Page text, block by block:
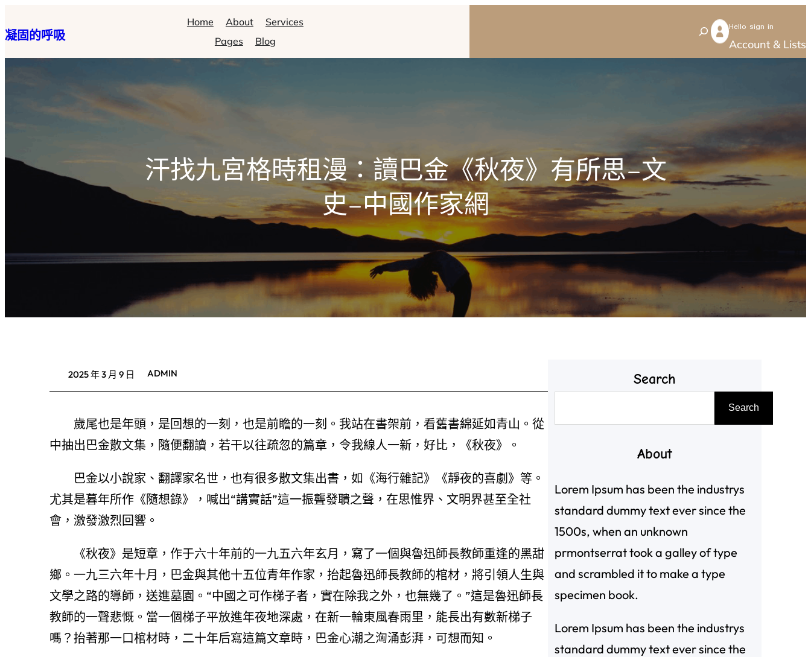
至
主
凝固的呼吸
Home About
Services
Pages
Blog
S
e
Hello sign in
Account & Lists
汗找九宮格時租漫：讀巴金《秋夜》有所思–文
史–中國作家網
2025 年 3 月 9 日 ADMIN
歲尾也是年頭，是回想的一刻，也是前瞻的一刻。我站在書架前，看舊書綿延如青山。從
中抽出巴金散文集，隨便翻讀，若干以往疏忽的篇章，令我線人一新，好比，《秋夜》。
巴金以小說家、翻譯家名世，也有很多散文集出書，如《海行雜記》《靜夜的喜劇》等。
尤其是暮年所作《隨想錄》，喊出“講實話”這一振聾發聵之聲，在思惟界、文明界甚至全社
會，激發激烈回響。
《秋夜》是短章，作于六十年前的一九五六年玄月，寫了一個與魯迅師長教師重逢的黑甜
鄉。一九三六年十月，巴金與其他十五位青年作家，抬起魯迅師長教師的棺材，將引領人生與
文學之路的導師，送進墓園。“中國之可作梯子者，實在除我之外，也無幾了。”這是魯迅師長
教師的一聲悲慨。當一個梯子平放進年夜地深處，在新一輪東風春雨里，能長出有數新梯子
嗎？抬著那一口棺材時，二十年后寫這篇文章時，巴金心潮之洶涌彭湃，可想而知。
Search
尋
Search
About
Lorem Ipsum has been the industrys
standard dummy text ever since the
1500s, when an unknown
prmontserrat took a galley of type
and scrambled it to make a type
specimen book.
Lorem Ipsum has been the industrys
standard dummy text ever since the